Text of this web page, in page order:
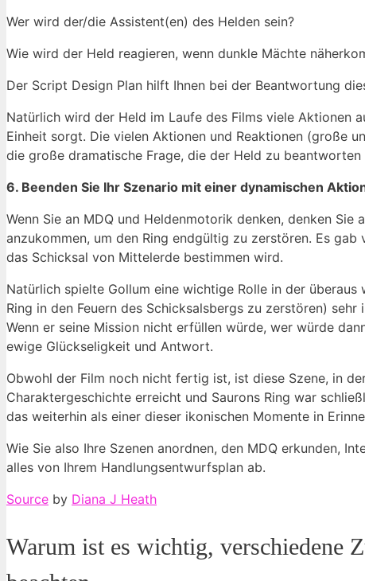
Wer wird der/die Assistent(en) des Helden sein?
Wie wird der Held reagieren, wenn dunkle Mächte
Der Script Design Plan hilft Ihnen bei der Beantwortung
Natürlich wird der Held im Laufe des Films viele Aktionen
Einheit sorgt. Die vielen Aktionen und Reaktionen (große
die große dramatische Frage, die der Held zu
6. Beenden Sie Ihr Szenario mit einer dynamischen
Wenn Sie an MDQ und Heldenmotorik denken, denken
anzukommen, um den Ring endgültig zu zerstören. Es
das Schicksal von Mittelerde bestimmen wird.
Natürlich spielte Gollum eine wichtige Rolle in der überaus
Ring in den Feuern des Schicksalsbergs zu zerstören)
Wenn er seine Mission nicht erfüllen würde, wer würde
ewige Glückseligkeit und Antwort.
Obwohl der Film noch nicht fertig ist, ist diese Szene, in
Charaktergeschichte erreicht und Saurons Ring war
das weiterhin als einer dieser ikonischen Momente in
Wie Sie also Ihre Szenen anordnen, den MDQ erkunden,
alles von Ihrem Handlungsentwurfsplan ab.
Source by Diana J Heath
Warum ist ⁤es⁤ wichtig, verschiedene